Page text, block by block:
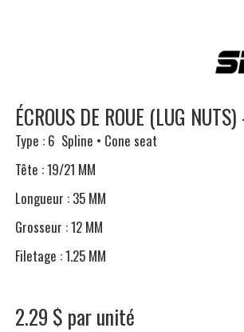
ÉCROUS DE ROUE (LUG
Type : 6 Spline • Cone seat
Tête : 19/21 MM
Longueur : 35 MM
Grosseur : 12 MM
Filetage : 1.25 MM
2.29 $ par unité